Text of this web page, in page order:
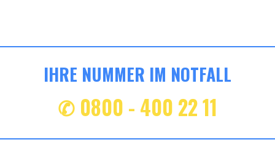
IHRE NUMMER IM NOTFALL
✆ 0800 - 400 22 11